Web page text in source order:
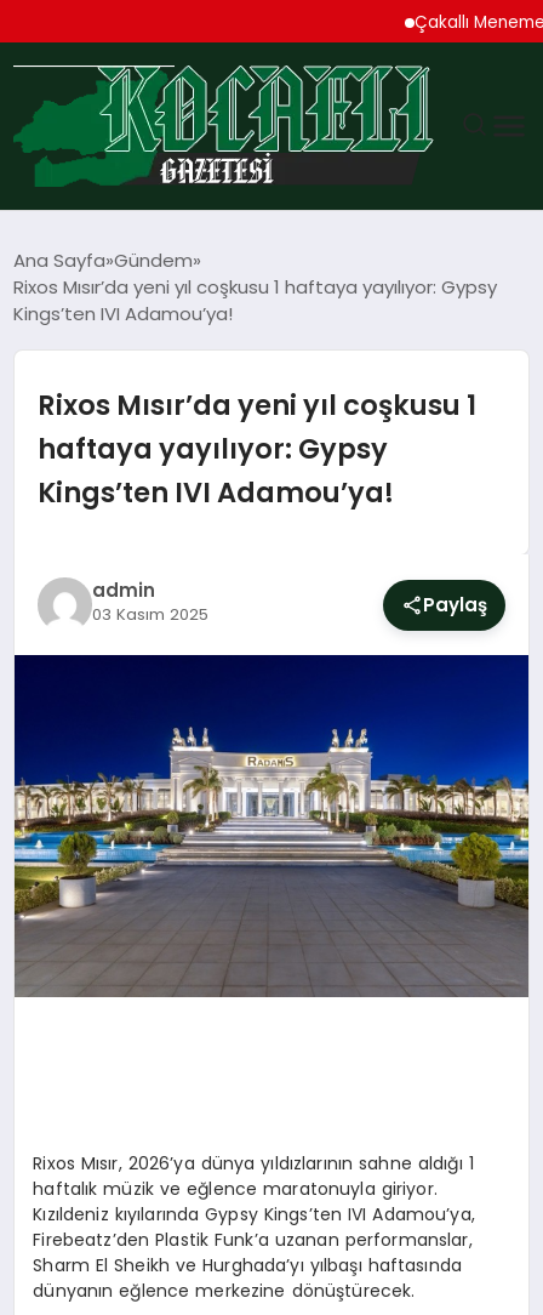
Çakallı Menemeni
TEKNOLOJI
MAGAZIN
YAŞAM
EĞITIM
Ana Sayfa Gündem
Rixos Mısır’da yeni yıl coşkusu 1 haftaya yayılıyor: Gypsy
Kings’ten IVI Adamou’ya!
Rixos Mısır’da yeni yıl coşkusu 1
haftaya yayılıyor: Gypsy
Kings’ten IVI Adamou’ya!
admin
03 Kasım 2025 Paylaş
Rixos Mısır, 2026’ya dünya yıldızlarının sahne aldığı 1
haftalık müzik ve eğlence maratonuyla giriyor.
Kızıldeniz kıyılarında Gypsy Kings’ten IVI Adamou’ya,
Firebeatz’den Plastik Funk’a uzanan performanslar,
Sharm El Sheikh ve Hurghada’yı yılbaşı haftasında
dünyanın eğlence merkezine dönüştürecek.